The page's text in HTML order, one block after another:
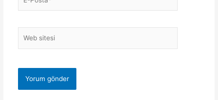
Posta*
sitesi